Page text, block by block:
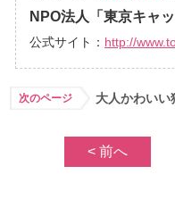
NPO法人「東京キャ
公式サイト： http://
次のページ 大人かわいい
< 前へ